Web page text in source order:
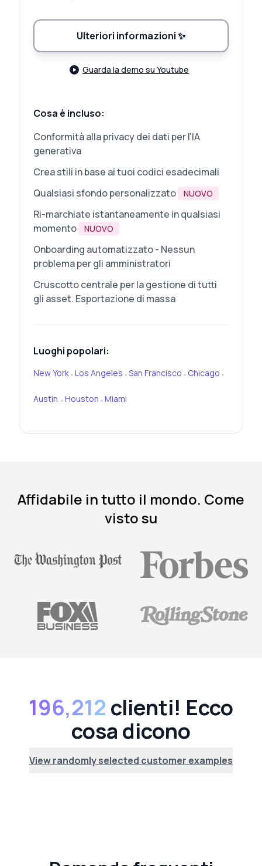
Ulteriori informazioni✨
Guarda la demo su Youtube
Cosa è incluso:
Conformità alla privacy dei dati per l'IA
generativa
Crea stili in base ai tuoi codici esadecimali
Qualsiasi sfondo personalizzato
NUOVO
Ri-marchiate istantaneamente in qualsiasi
momento
NUOVO
Onboarding automatizzato - Nessun
problema per gli amministratori
Cruscotto centrale per la gestione di tutti
gli asset. Esportazione di massa
Luoghi popolari:
New York•Los Angeles •San Francisco • Chicago •
Austin •Houston •Miami
Affidabile in tutto il mondo. Come
visto su
196,212 clienti! Ecco
cosa dicono
View randomly selected customer examples